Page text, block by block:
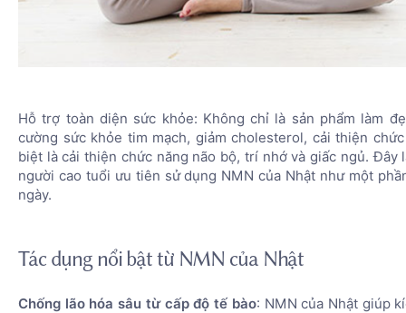
Hỗ trợ toàn diện sức khỏe: Không chỉ là sản phẩm làm
cường sức khỏe tim mạch, giảm cholesterol, cải thiện
biệt là cải thiện chức năng não bộ, trí nhớ và giấc ngủ.
người cao tuổi ưu tiên sử dụng NMN của Nhật như một
ngày.
Tác dụng nổi bật từ NMN của Nhật
Chống lão hóa sâu từ cấp độ tế bào: NMN của Nhật giúp